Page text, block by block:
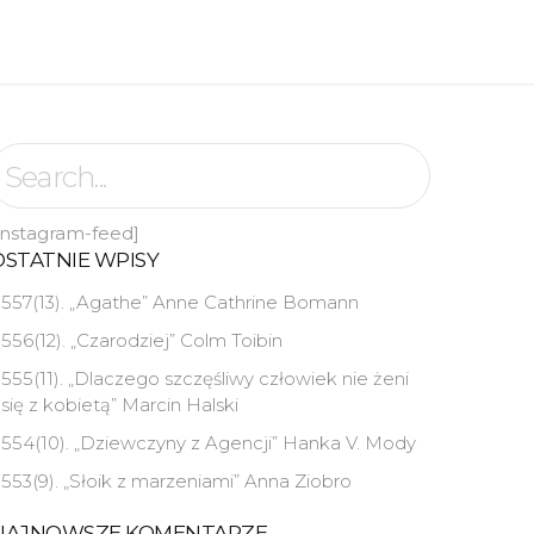
feed]
WPISY
557(13). „Agathe” Anne Cathrine Bomann
556(12). „Czarodziej” Colm Toibin
555(11). „Dlaczego szczęśliwy człowiek nie żeni
się z kobietą” Marcin Halski
554(10). „Dziewczyny z Agencji” Hanka V. Mody
553(9). „Słoik z marzeniami” Anna Ziobro